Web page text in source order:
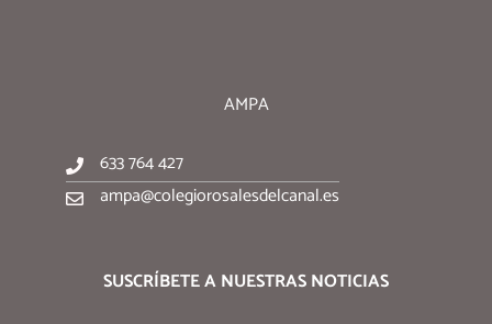
AMPA
633 764 427
ampa@colegiorosalesdelcanal.es
SUSCRÍBETE A NUESTRAS NOTICIAS